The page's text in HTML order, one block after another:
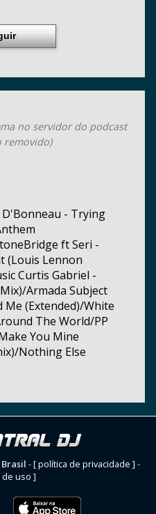
no servidor do podcast
removido)
- Trying
ft Seri -
(Louis Lennon
Curtis Gabriel -
Armada Subject
Me (Extended)/White
The World/PP
You Mine
Nothing Else
-[ política de privacidade ] -
uso ]